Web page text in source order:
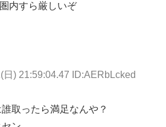
内すら厳しいぞ
日) 21:59:04.47 ID:AERbLcked
取ったら満足なんや？